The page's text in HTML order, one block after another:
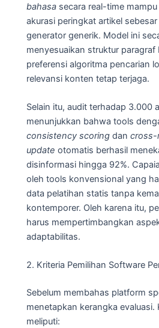
bahasa secara real-time
akurasi peringkat artikel
generator generik. Model ini
menyesuaikan struktur paragraf
preferensi algoritma pencarian
relevansi konten tetap terjaga.
Selain itu, audit terhadap 3.000
menunjukkan bahwa tools
consistency scoring dan cross-
update otomatis berhasil
disinformasi hingga 92%.
oleh tools konvensional yang
data pelatihan statis tanpa
kontemporer. Oleh karena itu,
harus mempertimbangkan
adaptabilitas.
2. Kriteria Pemilihan Software
Sebelum membahas platform
menetapkan kerangka evaluasi.
meliputi: